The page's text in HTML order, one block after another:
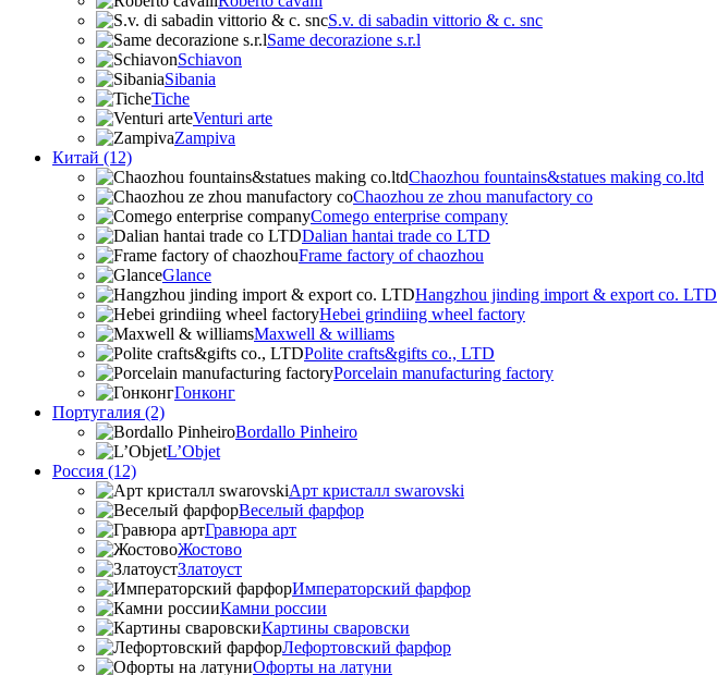
S.v. di sabadin vittorio & c. snc
Same decorazione s.r.l
Schiavon
Sibania
Tiche
Venturi arte
Zampiva
Китай (12)
Chaozhou fountains&statues making co.ltd
Chaozhou ze zhou manufactory co
Comego enterprise company
Dalian hantai trade co LTD
Frame factory of chaozhou
Glance
Hangzhou jinding import & export co. LTD
Hebei grindiing wheel factory
Maxwell & williams
Polite crafts&gifts co., LTD
Porcelain manufacturing factory
Гонконг
Португалия (2)
Bordallo Pinheiro
L’Objet
Россия (12)
Арт кристалл swarovski
Веселый фарфор
Гравюра арт
Жостово
Златоуст
Императорский фарфор
Камни россии
Картины сваровски
Лефортовский фарфор
Офорты на латуни